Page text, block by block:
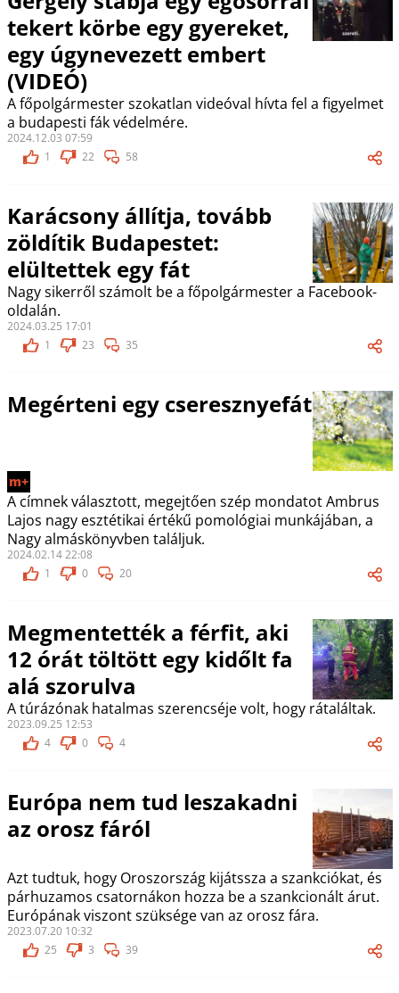
tekert körbe egy gyereket,
egy úgynevezett embert
(VIDEÓ)
A főpolgármester szokatlan videóval hívta fel a figyelmet
a budapesti fák védelmére.
2024.12.03 07:59
1
22 58
Karácsony állítja, tovább
zöldítik Budapestet:
elültettek egy fát
Nagy sikerről számolt be a főpolgármester a Facebook-
oldalán.
2024.03.25 17:01
1
23 35
Megérteni egy cseresznyefát
m+
A címnek választott, megejtően szép mondatot Ambrus
Lajos nagy esztétikai értékű pomológiai munkájában, a
Nagy almáskönyvben találjuk.
2024.02.14 22:08
1
0 20
Megmentették a férfit, aki
12 órát töltött egy kidőlt fa
alá szorulva
A túrázónak hatalmas szerencséje volt, hogy rátaláltak.
2023.09.25 12:53
4
0 4
Európa nem tud leszakadni
az orosz fáról
Azt tudtuk, hogy Oroszország kijátssza a szankciókat, és
párhuzamos csatornákon hozza be a szankcionált árut.
Európának viszont szüksége van az orosz fára.
2023.07.20 10:32
25
3 39